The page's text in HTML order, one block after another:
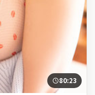
80:23